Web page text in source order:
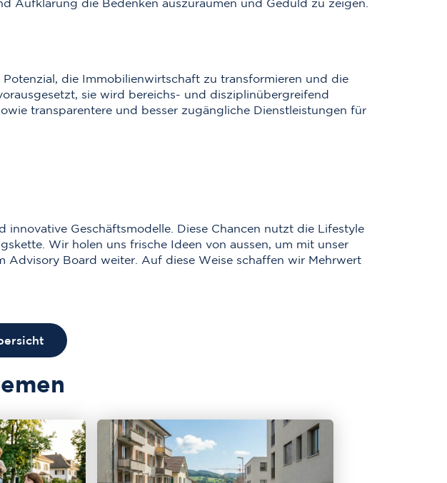
die Immobilienwirtschaft zu transformieren und die
sie wird bereichs- und disziplinübergreifend
transparentere und besser zugängliche Dienstleistungen für
Geschäftsmodelle. Diese Chancen nutzt die Lifestyle
Wir holen uns frische Ideen von aussen, um mit unser
Advisory Board weiter. Auf diese Weise schaffen wir Mehrwert